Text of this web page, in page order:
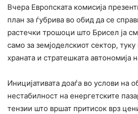
Вчера Европската комисија
план за ѓубрива во обид да се
растечки трошоци што Брисел ја
само за земјоделскиот сектор,
храната и стратешката автономија
Иницијативата доаѓа во услови на
нестабилност на енергетските
тензии што вршат притисок врз